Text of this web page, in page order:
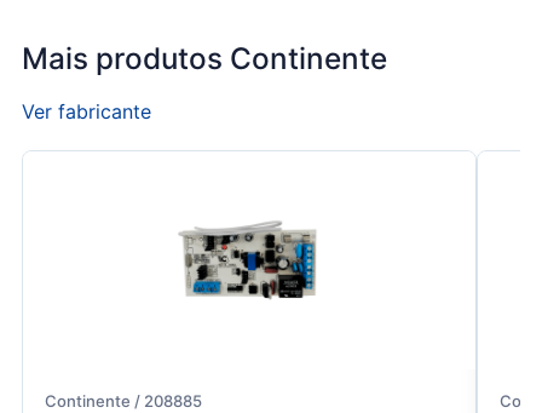
Mais produtos Continente
Ver fabricante
Continente / 208885